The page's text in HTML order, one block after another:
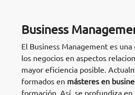
Business
El Business Management es
los negocios en aspectos
mayor eficiencia posible.
formados en másteres en
formación. Así, se profundiza en